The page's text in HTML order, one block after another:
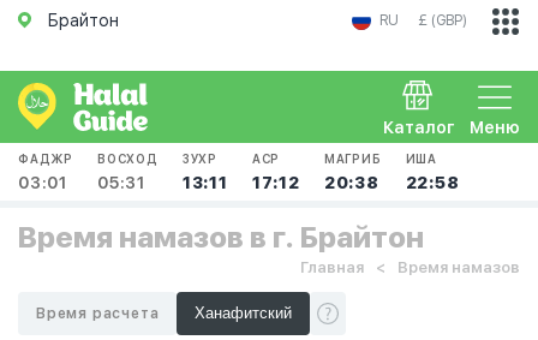
Брайтон RU £ (GBP)
Меню
Каталог
ФАДЖР
03:01
ВОСХОД
05:31
ЗУХР
13:11
АСР
17:12
МАГРИБ
20:38
ИША
22:58
Время намазов в г. Брайтон
Главная Время намазов
Время расчета